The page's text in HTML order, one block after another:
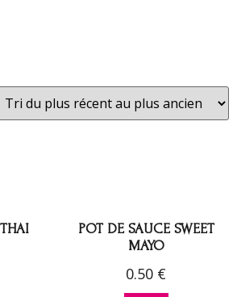
POT DE SAUCE SWEET
MAYO
0.50 €